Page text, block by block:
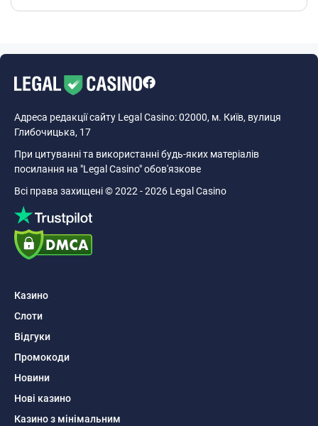
Адреса редакції сайту Legal Casino: 02000, м. Київ, вулиця
Глибочицька, 17
При цитуванні та використанні будь-яких матеріалів
посилання на "Legal Casino" обов'язкове
Всі права захищені © 2022 - 2026 Legal Casino
Казино
Слоти
Відгуки
Промокоди
Новини
Нові казино
Казино з мінімальним